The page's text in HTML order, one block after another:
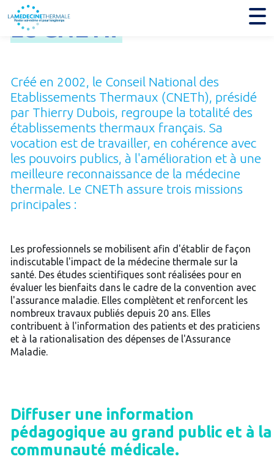
LeCNETh
Créé en 2002, le Conseil National des
Etablissements Thermaux (CNETh), présidé
par Thierry Dubois, regroupe la totalité des
établissements thermaux français. Sa
vocation est de travailler, en cohérence avec
les pouvoirs publics, à l'amélioration et à une
meilleure reconnaissance de la médecine
thermale. Le CNETh assure trois missions
principales :
Les professionnels se mobilisent afin d'établir de façon
indiscutable l'impact de la médecine thermale sur la
santé. Des études scientifiques sont réalisées pour en
évaluer les bienfaits dans le cadre de la convention avec
l'assurance maladie. Elles complètent et renforcent les
nombreux travaux publiés depuis 20 ans. Elles
contribuent à l'information des patients et des praticiens
et à la rationalisation des dépenses de l'Assurance
Maladie.
Diffuser une information
pédagogique au grand public et à la
communauté médicale.